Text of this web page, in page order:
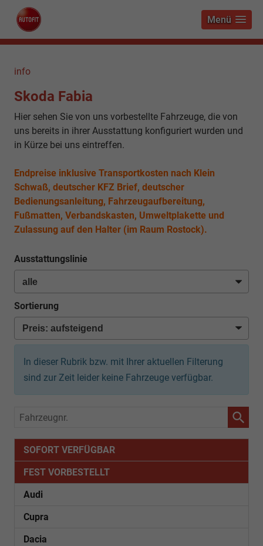
Menü
info
Skoda Fabia
Hier sehen Sie von uns vorbestellte Fahrzeuge, die von
uns bereits in ihrer Ausstattung konfiguriert wurden und
in Kürze bei uns eintreffen.
Endpreise inklusive Transportkosten nach Klein
Schwaß, deutscher KFZ Brief, deutscher
Bedienungsanleitung, Fahrzeugaufbereitung,
Fußmatten, Verbandskasten, Umweltplakette und
Zulassung auf den Halter (im Raum Rostock).
Ausstattungslinie
Sortierung
In dieser Rubrik bzw. mit Ihrer aktuellen Filterung
sind zur Zeit leider keine Fahrzeuge verfügbar.
Fahrzeugnr.
SOFORT VERFÜGBAR
FEST VORBESTELLT
Audi
Cupra
Dacia